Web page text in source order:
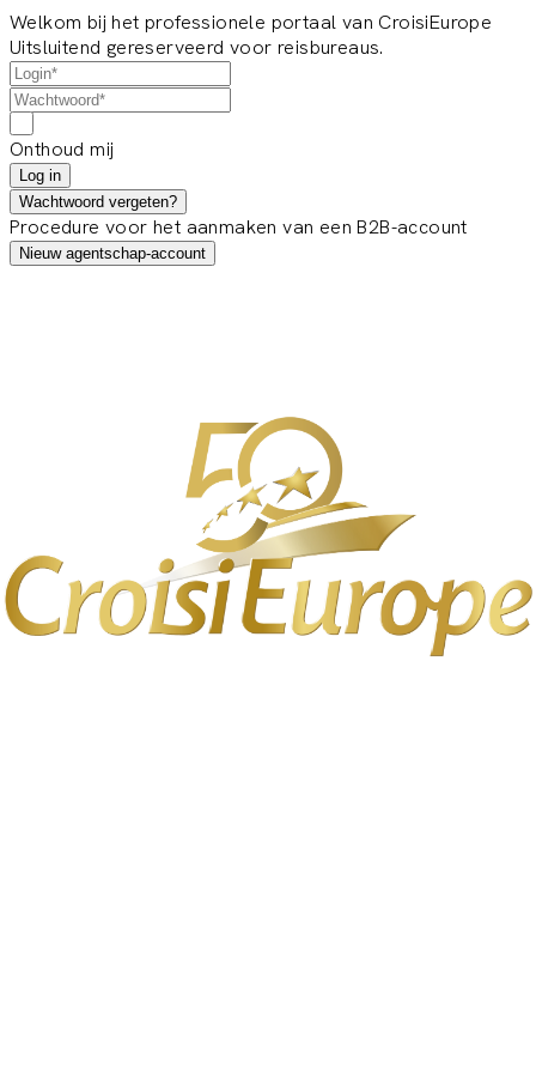
Welkom bij het professionele portaal van CroisiEurope
Uitsluitend gereserveerd voor reisbureaus.
Onthoud mij
Log in
Wachtwoord vergeten?
Procedure voor het aanmaken van een B2B-account
Nieuw agentschap-account